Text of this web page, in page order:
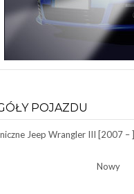
POJAZDU
Jeep Wrangler III [2007 – ]
Nowy